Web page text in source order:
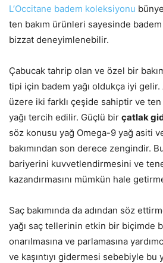
L’Occitane badem koleksiyonu
ten bakım ürünleri sayesinde badem
bizzat deneyimlenebilir.
Çabucak tahrip olan ve özel bir
tipi için badem yağı oldukça iyi gelir.
üzere iki farklı çeşide sahiptir ve ten
yağı tercih edilir. Güçlü bir çatlak
söz konusu yağ Omega-9 yağ asiti
bakımından son derece zengindir.
bariyerini kuvvetlendirmesini ve
kazandırmasını mümkün hale
Saç bakımında da adından söz
yağı saç tellerinin etkin bir biçimde
onarılmasına ve parlamasına
ve kaşıntıyı gidermesi sebebiyle bu